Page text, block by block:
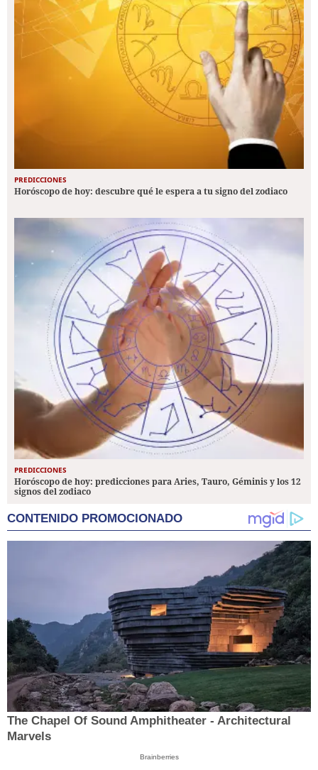
PREDICCIONES
Horóscopo de hoy: descubre qué le espera a tu signo del zodiaco
PREDICCIONES
Horóscopo de hoy: predicciones para Aries, Tauro, Géminis y los 12
signos del zodiaco
CONTENIDO PROMOCIONADO
The Chapel Of Sound Amphitheater - Architectural
Marvels
Brainberries